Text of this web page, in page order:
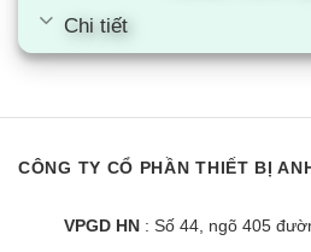
Chi tiết
CÔNG TY CỔ PHẦN THIẾT BỊ
VPGD HN : Số 44, ngõ 405